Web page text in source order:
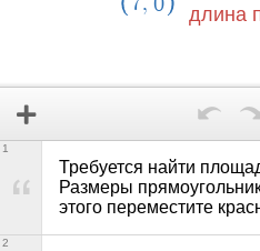
Требуется найти
Размеры
этого переместите
1
2